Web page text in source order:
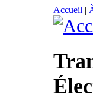
Accueil |